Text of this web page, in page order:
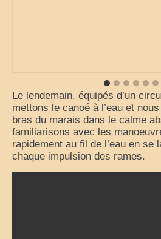
Le lendemain, équipés d’un
mettons le canoé à l’eau et
bras du marais dans le calme
familiarisons avec les
rapidement au fil de l’eau en se
chaque impulsion des rames.